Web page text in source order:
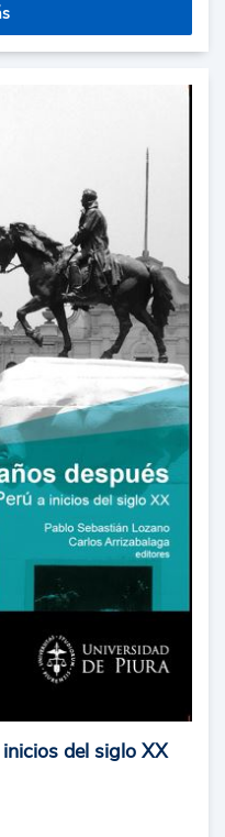
del siglo XX